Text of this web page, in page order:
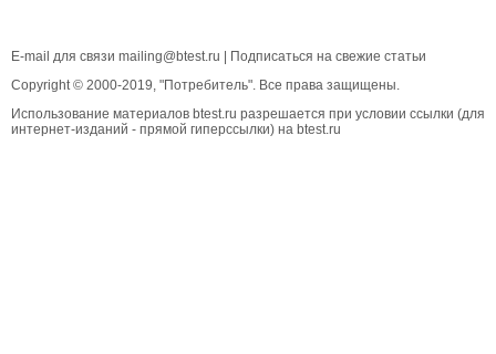
E-mail для связи mailing@btest.ru
Подписаться на свежие статьи
Copyright © 2000-2019, "Потребитель". Все права защищены.
Использование материалов btest.ru разрешается при условии ссылки (для
интернет-изданий - прямой гиперссылки) на btest.ru